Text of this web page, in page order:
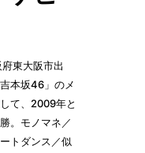
東大阪市出
本坂46」のメ
て、2009年と
。モノマネ／
トダンス／似